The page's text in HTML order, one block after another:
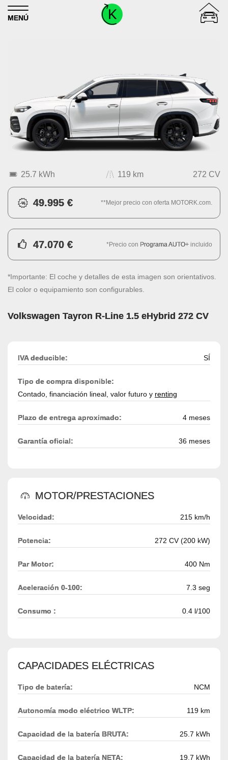
Skip to content
MENÚ
25.7 kWh 119 km 272 CV
49.995 € **Mejor precio con oferta MOTORK.com.
47.070 € *Precio con Programa AUTO+ incluido
*Importante: El coche y detalles de esta imagen son orientativos.
El color o equipamiento son configurables.
Volkswagen Tayron R-Line 1.5 eHybrid 272 CV
IVA deducible: SÍ
Tipo de compra disponible:
Contado, financiación lineal, valor futuro y renting
Plazo de entrega aproximado: 4 meses
Garantía oficial: 36 meses
MOTOR/PRESTACIONES
Velocidad: 215 km/h
Potencia: 272 CV (200 kW)
Par Motor: 400 Nm
Aceleración 0-100: 7.3 seg
Consumo : 0.4 l/100
CAPACIDADES ELÉCTRICAS
Tipo de batería: NCM
Autonomía modo eléctrico WLTP: 119 km
Capacidad de la batería BRUTA: 25.7 kWh
Capacidad de la batería NETA: 19.7 kWh